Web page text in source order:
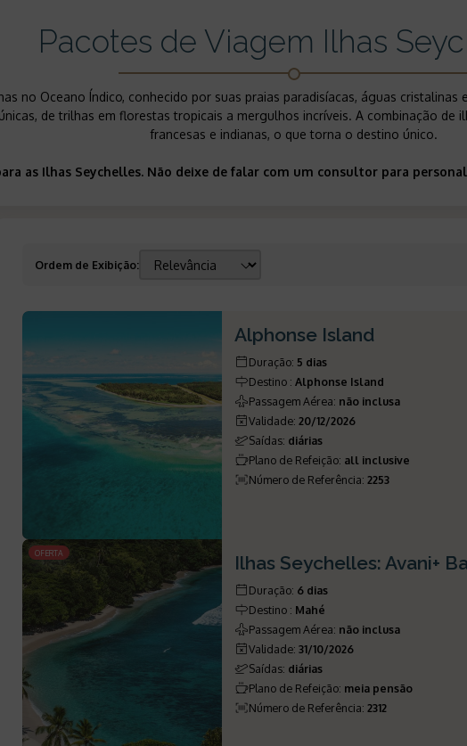
Pacotes de Viagem Ilhas
no Oceano Índico, conhecido por suas praias paradisíacas, águas
de trilhas em florestas tropicais a mergulhos incríveis. A combinação
francesas e indianas, o que torna o destino único.
as Ilhas Seychelles. Não deixe de falar com um consultor para
Ordem de Exibição:
Alphonse Island
Duração: 5 dias
Destino : Alphonse Island
Passagem Aérea: não inclusa
Validade:20/12/2026
Saídas: diárias
Plano de Refeição: all inclusive
Número de Referência:2253
OFERTA Ilhas Seychelles: Avani+
Duração: 6 dias
Destino : Mahé
Passagem Aérea: não inclusa
Validade:31/10/2026
Saídas: diárias
Plano de Refeição: meia pensão
Número de Referência:2312